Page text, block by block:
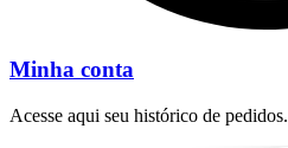
Minha conta
Acesse aqui seu histórico de pedidos.